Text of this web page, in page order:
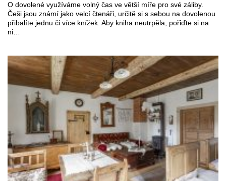
O dovolené využíváme volný čas ve větší míře pro své záliby.
Češi jsou známí jako velcí čtenáři, určitě si s sebou na dovolenou
přibalíte jednu či více knížek. Aby kniha neutrpěla, pořiďte si na
ni…